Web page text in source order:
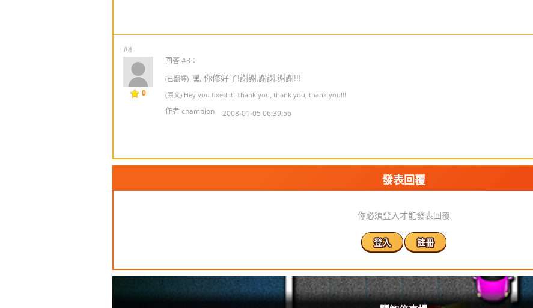
#4
0
回答 #3：
(已翻譯) 嘿, 你修好了!謝謝,謝謝,謝謝!!!
(原文) Hey you fixed it! Thank you, thank you, thank you!!!
作者 champion 2008-01-05 06:39:56
發表回覆
你必須登入才能發表回覆
登入 註冊